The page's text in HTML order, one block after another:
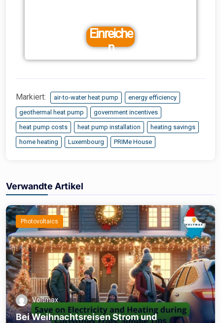
Einreiche
n
Markiert: air-to-water heat pump
energy efficiency
geothermal heat pump
government incentives
heat pump costs
heat pump installation
heating savings
home heating
Luxembourg PRIMe House
Verwandte Artikel
Photovoltaics
Voltmax
Bei Weihnachtsreisen Strom und